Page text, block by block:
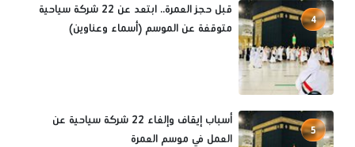
4
قبل حجز العمرة.. ابتعد عن 22 شركة سياحية
متوقفة عن الموسم (أسماء وعناوين)
5
أسباب إيقاف وإلغاء 22 شركة سياحية عن
العمل في موسم العمرة